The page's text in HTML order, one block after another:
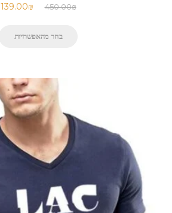
450.00₪
139.00₪
בחר מהאפשרויות